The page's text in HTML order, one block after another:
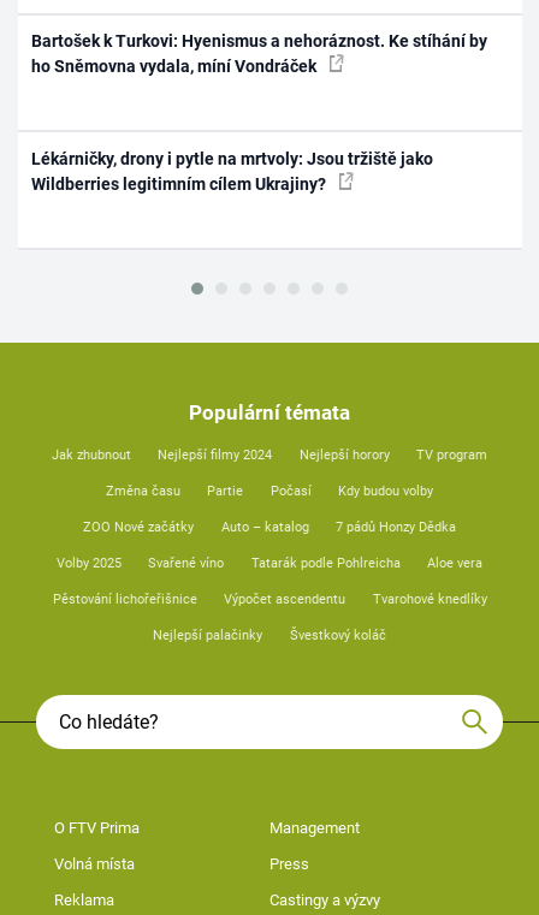
Bartošek k Turkovi: Hyenismus a nehoráznost. Ke stíhání by
ho Sněmovna vydala, míní Vondráček
Lékárničky, drony i pytle na mrtvoly: Jsou tržiště jako
Wildberries legitimním cílem Ukrajiny?
Populární témata
Jak zhubnout Nejlepší filmy 2024 Nejlepší horory TV program
Změna času Partie Počasí Kdy budou volby
ZOO Nové začátky Auto – katalog 7 pádů Honzy Dědka
Volby 2025 Svařené víno Tatarák podle Pohlreicha Aloe vera
Pěstování lichořeřišnice Výpočet ascendentu Tvarohové knedlíky
Nejlepší palačinky Švestkový koláč
O FTV Prima Management
Volná místa Press
Reklama Castingy a výzvy